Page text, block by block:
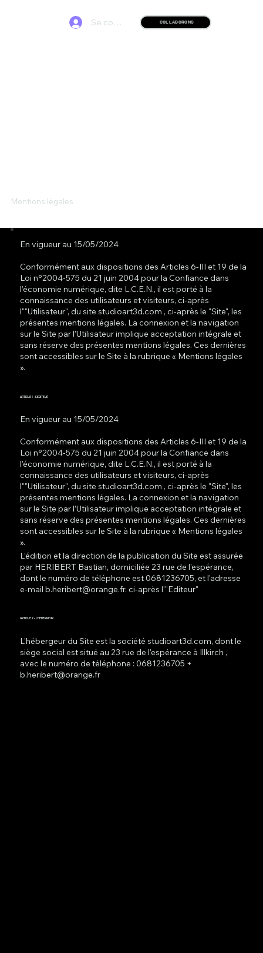
COLLABORONS
Se connecter
Mentions légales
En vigueur au 15/05/2024
Conformément aux dispositions des Articles 6-III et 19 de la
Loi n°2004-575 du 21 juin 2004 pour la Confiance dans
l’économie numérique, dite L.C.E.N., il est porté à la
connaissance des utilisateurs et visiteurs, ci-après
l""Utilisateur", du site studioart3d.com , ci-après le "Site", les
présentes mentions légales. La connexion et la navigation
sur le Site par l’Utilisateur implique acceptation intégrale et
sans réserve des présentes mentions légales. Ces dernières
sont accessibles sur le Site à la rubrique « Mentions légales
».
ARTICLE 1 - L'EDITEUR
En vigueur au 15/05/2024
Conformément aux dispositions des Articles 6-III et 19 de la
Loi n°2004-575 du 21 juin 2004 pour la Confiance dans
l’économie numérique, dite L.C.E.N., il est porté à la
connaissance des utilisateurs et visiteurs, ci-après
l""Utilisateur", du site studioart3d.com , ci-après le "Site", les
présentes mentions légales. La connexion et la navigation
sur le Site par l’Utilisateur implique acceptation intégrale et
sans réserve des présentes mentions légales. Ces dernières
sont accessibles sur le Site à la rubrique « Mentions légales
».
L’édition et la direction de la publication du Site est assurée
par HERIBERT Bastian, domiciliée 23 rue de l'espérance,
dont le numéro de téléphone est 0681236705, et l'adresse
e-mailb.heribert@orange.fr. ci-après l'"Editeur"
ARTICLE 2 - L'HEBERGEUR
L'hébergeur du Site est la société studioart3d.com, dont le
siège social est situé au 23 rue de l'espérance à Illkirch ,
avec le numéro de téléphone : 0681236705 +
b.heribert@orange.fr